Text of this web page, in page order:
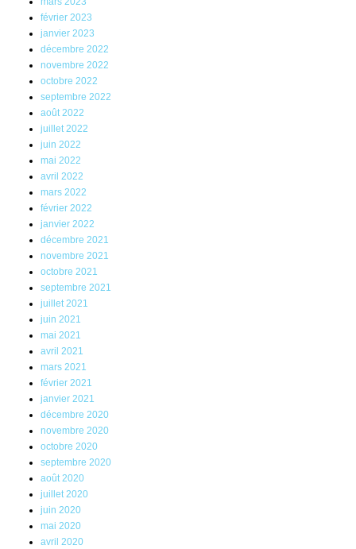
février 2023
janvier 2023
décembre 2022
novembre 2022
octobre 2022
septembre 2022
août 2022
juillet 2022
juin 2022
mai 2022
avril 2022
mars 2022
février 2022
janvier 2022
décembre 2021
novembre 2021
octobre 2021
septembre 2021
juillet 2021
juin 2021
mai 2021
avril 2021
mars 2021
février 2021
janvier 2021
décembre 2020
novembre 2020
octobre 2020
septembre 2020
août 2020
juillet 2020
juin 2020
mai 2020
avril 2020